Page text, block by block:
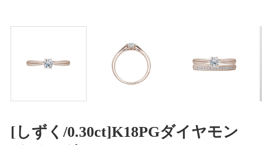
[しずく/0.30ct]K18PGダイヤモン